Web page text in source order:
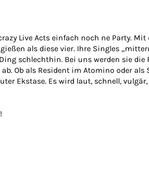
Live Acts einfach noch ne Party. Mit
als diese vier. Ihre Singles
schlechthin. Bei uns werden sie
Ob als Resident im Atomino oder
Ekstase. Es wird laut, schnell,